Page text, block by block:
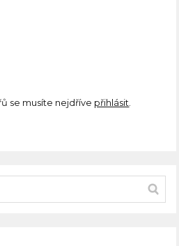
se musíte nejdříve přihlásit